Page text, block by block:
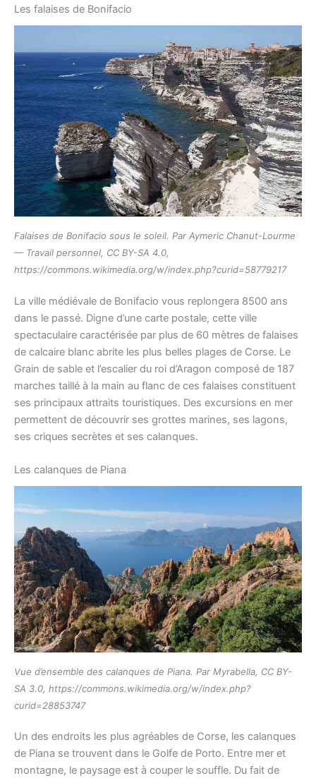
Les falaises de Bonifacio
Falaises de Bonifacio sous le soleil. Par Aymeric Chanut-Lourme
— Travail personnel, CC BY-SA 4.0,
https://commons.wikimedia.org/w/index.php?curid=58779217
La ville médiévale de Bonifacio vous replongera 8500 ans
dans le passé. Digne d’une carte postale, cette ville
spectaculaire caractérisée par plus de 60 mètres de falaises
de calcaire blanc abrite les plus belles plages de Corse. Le
Grain de sable et l’escalier du roi d’Aragon composé de 187
marches taillé à la main au flanc de ces falaises constituent
ses principaux attraits touristiques. Des excursions en mer
permettent de découvrir ses grottes marines, ses lagons,
ses criques secrètes et ses calanques.
Les calanques de Piana
Vue d’ensemble des calanques de Piana. Par Myrabella, CC BY-
SA 3.0, https://commons.wikimedia.org/w/index.php?
curid=28853747
Un des endroits les plus agréables de Corse, les calanques
de Piana se trouvent dans le Golfe de Porto. Entre mer et
montagne, le paysage est à couper le souffle. Du fait de